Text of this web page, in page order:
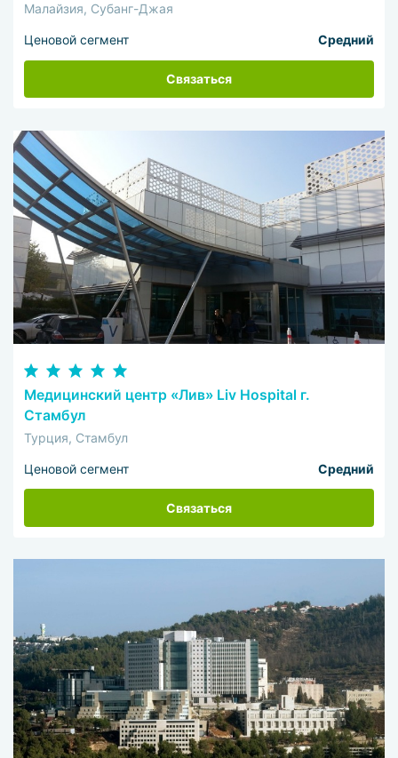
Малайзия, Субанг-Джая
Ценовой сегмент Средний
Связаться
Медицинский центр «Лив» Liv Hospital г.
Стамбул
Турция, Стамбул
Ценовой сегмент Средний
Связаться